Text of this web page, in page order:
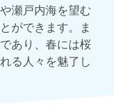
瀬戸内海を望む
ができます。ま
あり、春には桜
る人々を魅了し